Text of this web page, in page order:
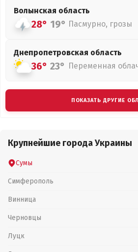
Волынская область
28° 19° Пасмурно, грозы
Днепропетровская область
36° 23° Переменная
ПОКАЗАТЬ ДРУГИЕ
Крупнейшие города Украины
Сумы
Симферополь
Винница
Черновцы
Луцк